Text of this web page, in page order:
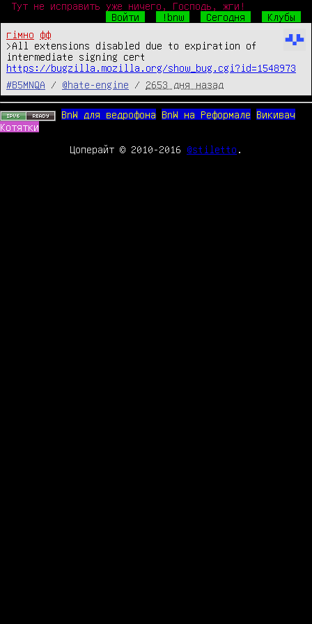
Тут не исправить уже ничего, Господь, жги!
Войти
!bnw Сегодня
Клубы
гімно
фф
>All extensions disabled due to expiration of
https://bugzilla.mozilla.org/show_bug.cgi?id=1548973
#B5MNQA
/ @hate-engine / 2653 дня назад
BnW для ведрофона BnW на Реформале
Викивач
Котятки
Цоперайт © 2010-2016 @stiletto